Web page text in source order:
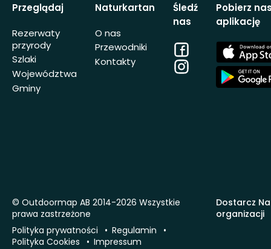
Przeglądaj
Rezerwaty
przyrody
Szlaki
Województwa
Gminy
Naturkartan
O nas
Przewodniki
Kontakty
Śledź
nas
Facebook
Instagram
Pobierz
aplikację
App
Store
App
Store
Dostarcz
organizacji
© Outdoormap AB 2014-2026 Wszystkie
prawa zastrzeżone
Polityka prywatności
Regulamin
Polityka Cookies
Impressum